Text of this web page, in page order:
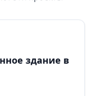
здание в